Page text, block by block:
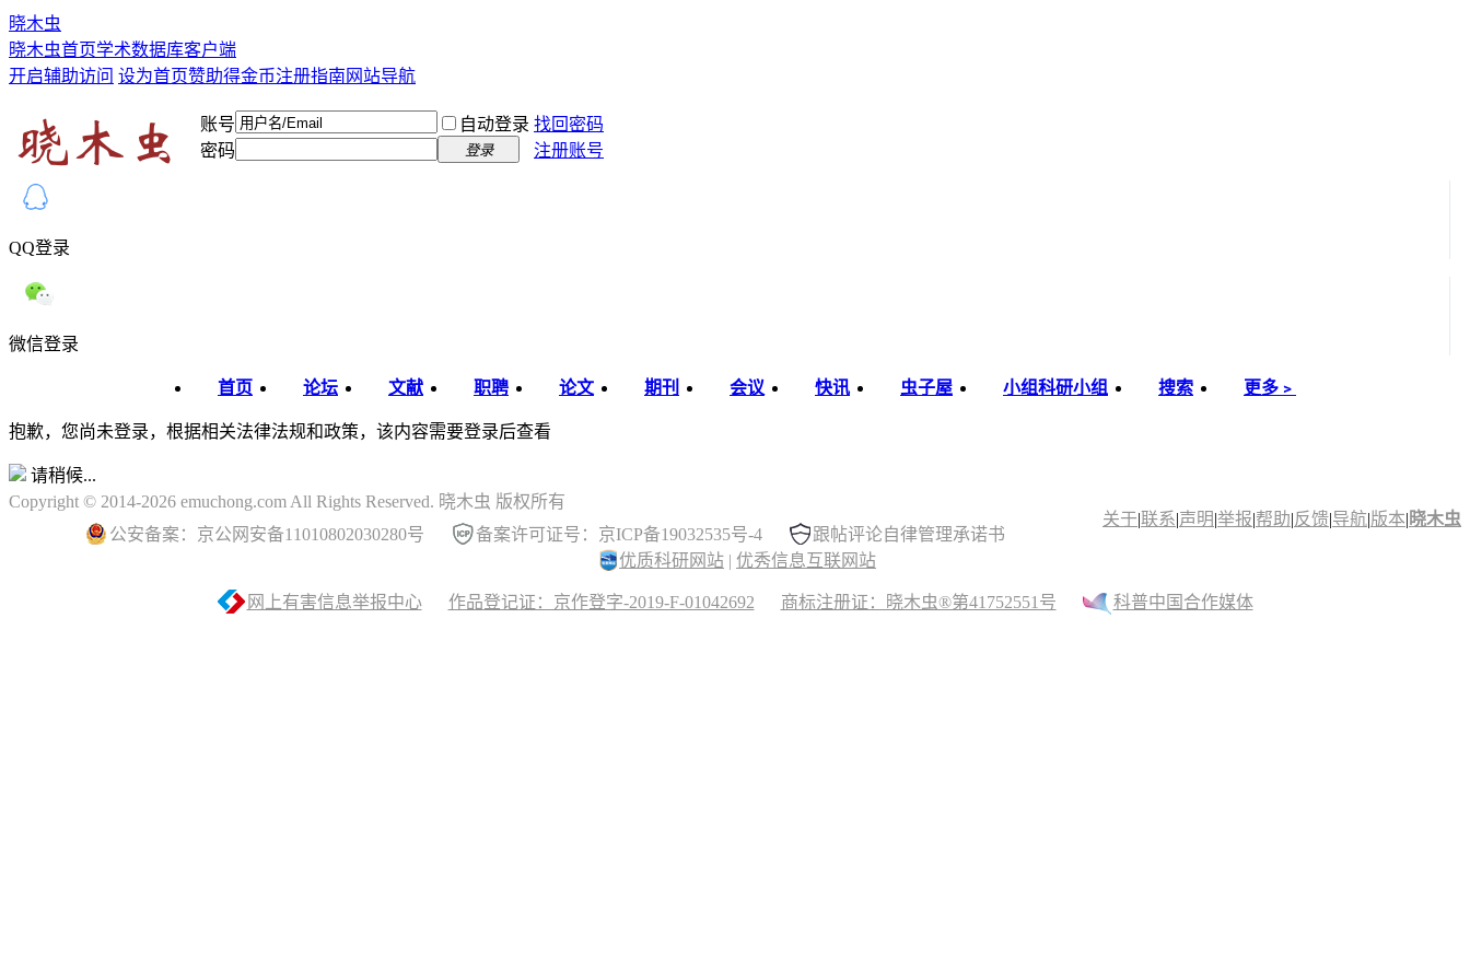
晓木虫
晓木虫首页学术数据库客户端
开启辅助访问 设为首页赞助得金币注册指南 网站导航
账号 自动登录 找回密码
密码
登录 注册账号
QQ登录
微信登录
首页 论坛 文献 职聘 论文 期刊 会议 快讯 虫子屋 小组科研小组 搜索 更多﹥
抱歉，您尚未登录，根据相关法律法规和政策，该内容需要登录后查看
请稍候...
关于|联系|声明|举报|帮助|反馈|导航|版本| 晓木虫
Copyright © 2014-2026 emuchong.com All Rights Reserved. 晓木虫 版权所有
公安备案：京公网安备11010802030280号
备案许可证号：京ICP备19032535号-4
跟帖评论自律管理承诺书
优质科研网站 | 优秀信息互联网站
网上有害信息举报中心 作品登记证：京作登字-2019-F-01042692 商标注册证：晓木虫®第41752551号 科普中国合作媒体